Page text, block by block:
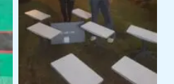
Lapangan